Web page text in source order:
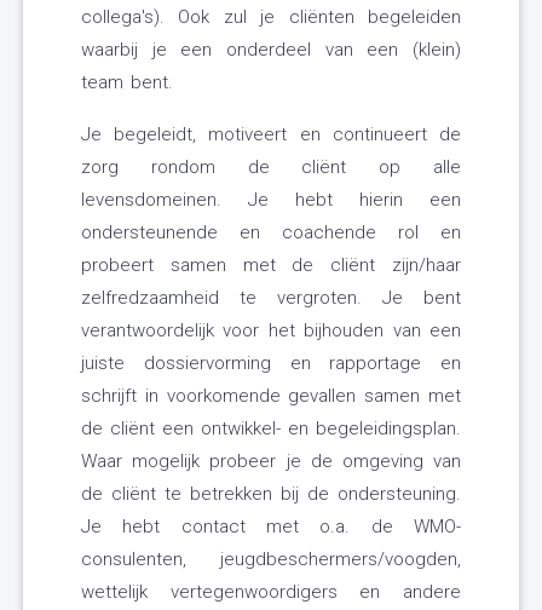
collega's). Ook zul je cliënten begeleiden
waarbij je een onderdeel van een (klein)
team bent.
Je begeleidt, motiveert en continueert de
zorg rondom de cliënt op alle
levensdomeinen. Je hebt hierin een
ondersteunende en coachende rol en
probeert samen met de cliënt zijn/haar
zelfredzaamheid te vergroten. Je bent
verantwoordelijk voor het bijhouden van een
juiste dossiervorming en rapportage en
schrijft in voorkomende gevallen samen met
de cliënt een ontwikkel- en begeleidingsplan.
Waar mogelijk probeer je de omgeving van
de cliënt te betrekken bij de ondersteuning.
Je hebt contact met o.a. de WMO-
consulenten, jeugdbeschermers/voogden,
wettelijk vertegenwoordigers en andere